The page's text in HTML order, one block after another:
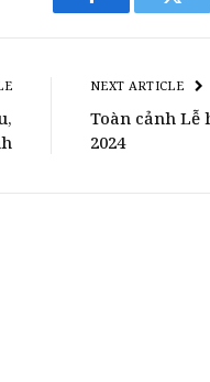
Facebook
NEXT ARTICLE
Toàn cảnh Lễ
2024